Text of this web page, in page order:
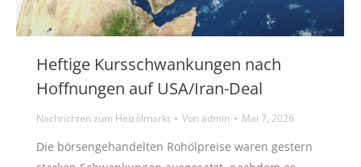
Heftige Kursschwankungen nach
Hoffnungen auf USA/Iran-Deal
Nachrichten zum Heizölmarkt Vonadmin Mai 7, 2026
Die börsengehandelten Rohölpreise waren gestern